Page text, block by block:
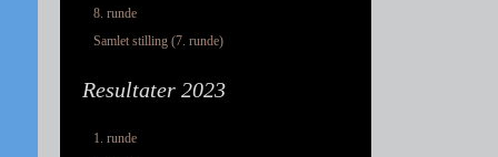
8. runde
Samlet stilling (7. runde)
Resultater 2023
1. runde